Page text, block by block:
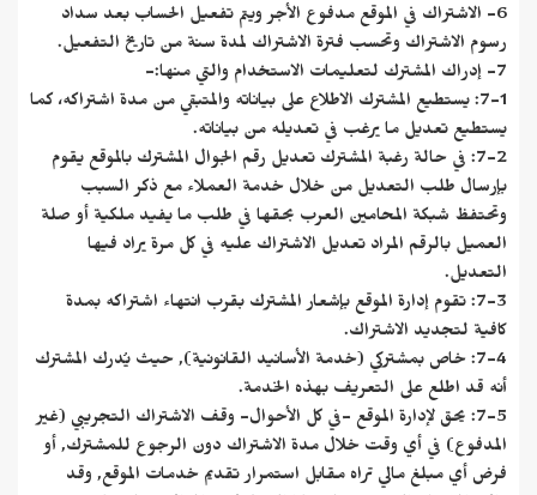
6- الاشتراك في الموقع مدفوع الأجر ويتم تفعيل الحساب بعد سداد
رسوم الاشتراك وتحسب فترة الاشتراك لمدة سنة من تاريخ التفعيل.
7- إدراك المشترك لتعليمات الاستخدام والتي منها:-
7-1: يستطيع المشترك الاطلاع على بياناته والمتبقي من مدة اشتراكه، كما
يستطيع تعديل ما يرغب في تعديله من بياناته.
7-2: في حالة رغبة المشترك تعديل رقم الجوال المشترك بالموقع يقوم
بإرسال طلب التعديل من خلال خدمة العملاء مع ذكر السبب
وتحتفظ شبكة المحامين العرب بحقها في طلب ما يفيد ملكية أو صلة
العميل بالرقم المراد تعديل الاشتراك عليه في كل مرة يراد فيها
التعديل.
7-3: تقوم إدارة الموقع بإشعار المشترك بقرب انتهاء اشتراكه بمدة
كافية لتجديد الاشتراك.
7-4: خاص بمشتركي (خدمة الأسانيد القانونية), حيث يُدرك المشترك
أنه قد اطلع على التعريف بهذه الخدمة.
7-5: يحق لإدارة الموقع -في كل الأحوال- وقف الاشتراك التجريبي (غير
المدفوع) في أي وقت خلال مدة الاشتراك دون الرجوع للمشترك, أو
فرض أي مبلغ مالي تراه مقابل استمرار تقديم خدمات الموقع, وقد